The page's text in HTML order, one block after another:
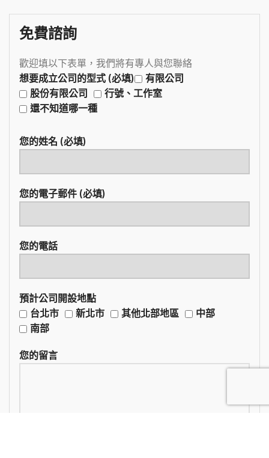
免費諮詢
歡迎填以下表單，我們將有專人與您聯絡
想要成立公司的型式 (必填)
有限公司
股份有限公司
行號、工作室
還不知道哪一種
您的姓名 (必填)
您的電子郵件 (必填)
您的電話
預計公司開設地點
台北市
新北市 其他北部地區
中部
南部
您的留言